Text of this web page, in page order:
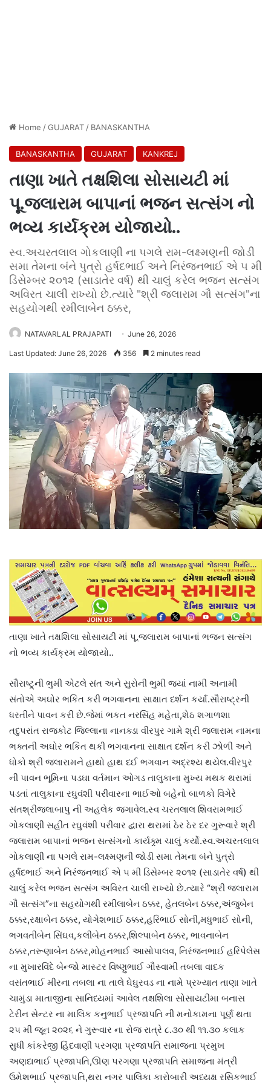
Home /GUJARAT / BANASKANTHA
BANASKANTHA GUJARAT KANKREJ
તાણા ખાતે તક્ષશિલા સોસાયટી માં
પૂ.જલારામ બાપાનાં ભજન સત્સંગ નો
ભવ્ય કાર્યક્રમ યોજાયો..
સ્વ.અચરતલાલ ગોકલાણી ના પગલે રામ-લક્ષ્મણની જોડી
સમા તેમના બંને પુત્રો હર્ષદભાઈ અને નિરંજનભાઈ એ ૫ મી
ડિસેમ્બર ૨૦૧૨ (સાડાતેર વર્ષ) થી ચાલું કરેલ ભજન સત્સંગ
અવિરત ચાલી રાખ્યો છે.ત્યારે "શ્રી જલારામ ગૌ સત્સંગ"ના
સહયોગથી રમીલાબેન ઠક્કર,
NATAVARLAL PRAJAPATI June 26, 2026
Last Updated: June 26, 2026 356 2 minutes read
તાણા ખાતે તક્ષશિલા સોસાયટી માં પૂ.જલારામ બાપાનાં ભજન સત્સંગ
નો ભવ્ય કાર્યક્રમ યોજાયો..
સૌરાષ્ટ્ર્ની ભુમી એટલે સંત અને સુરોની ભુમી જયાં નામી અનામી
સંતોએ અઘોર ભકિત કરી ભગવાનના સાક્ષાત દર્શન કર્યા.સૌરાષ્ટ્રની
ધરતીને પાવન કરી છે.જેમાં ભકત નરસિંહ મહેતા,શેઠ શગાળશા
તદુપરાંત રાજકોટ જિલ્લાના નાનક્ડા વીરપુર ગામે શ્રી જલારામ નામના
ભક્તની અઘોર ભકિત થકી ભગવાનના સાક્ષાત દર્શન કરી ઝોળી અને
ધોકો શ્રી જલારામને હાથો હાથ દઈ ભગવાન અદ્રશ્ય થયેલ.વીરપુર
ની પાવન ભૂમિના પડઘા વર્તમાન ઓગડ તાલુકાના મુખ્ય મથક થરામાં
પડતાં તાલુકાના રઘુવંશી પરીવારના ભાઈઓ બહેનો બાળકો વિગેરે
સંતશ્રીજલાબાપુ ની અહલેક જગાવેલ.સ્વ ચરતલાલ શિવરામભાઈ
ગોકલાણી સહીત રઘુવંશી પરીવાર દ્વારા થરામાં ઠેર ઠેર દર ગુરૂવારે શ્રી
જલારામ બાપાનાં ભજન સત્સંગનો કાર્યક્ર્મ ચાલું કર્યો.સ્વ.અચરતલાલ
ગોકલાણી ના પગલે રામ-લક્ષ્મણની જોડી સમા તેમના બંને પુત્રો
હર્ષદભાઈ અને નિરંજનભાઈ એ ૫ મી ડિસેમ્બર ૨૦૧૨ (સાડાતેર વર્ષ) થી
ચાલું કરેલ ભજન સત્સંગ અવિરત ચાલી રાખ્યો છે.ત્યારે “શ્રી જલારામ
ગૌ સત્સંગ”ના સહયોગથી રમીલાબેન ઠક્કર, હેતલબેન ઠક્કર,અંજુબેન
ઠક્કર,રક્ષાબેન ઠક્કર, યોગેશભાઈ ઠક્કર,હરિભાઈ સોની,મધુભાઈ સોની,
ભગવતીબેન સિંઘવ,કલીબેન ઠક્કર,શિલ્પાબેન ઠક્કર, ભાવનાબેન
ઠક્કર,તરૂણાબેન ઠક્કર,મોહનભાઈ આસોપાલવ, નિરંજનભાઈ હરિપેલેસ
ના મુખારવિંદે બેન્જો માસ્ટર વિષ્ણુભાઈ ગૌસ્વામી તબલા વાદક
વસંતભાઈ મીરના તબલા ના તાલે ઘેઘુરવડ ના નામે પ્રખ્યાત તાણા ખાતે
ચામુંડા માતાજીના સાનિધ્યમાં આવેલ તક્ષશિલા સોસાયટીમા બનાસ
ટેરીન સેન્ટર ના માલિક કનુભાઈ પ્રજાપતિ ની મનોકામના પૂર્ણ થતા
૨૫ મી જૂન ૨૦૨૬ ને ગુરૂવાર ના રોજ રાત્રે ૮.૩૦ થી ૧૧.૩૦ કલાક
સુધી કાંકરેજી હિંદવાણી પરગણા પ્રજાપતિ સમાજના પ્રમુખ
અણદાભાઈ પ્રજાપતિ,ઊણ પરગણા પ્રજાપતિ સમાજના મંત્રી
ઉમેશભાઈ પ્રજાપતિ,થરા નગર પાલિકા કારોબારી અધ્યક્ષ રસિકભાઈ